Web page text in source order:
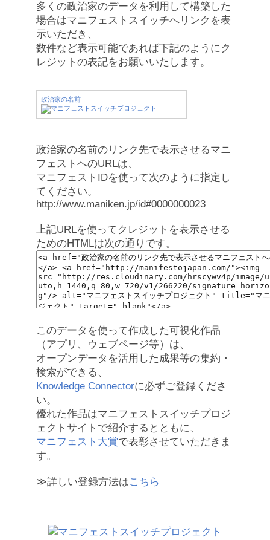
多くの政治家のデータを利用して構築した
場合はマニフェストスイッチへリンクを表
示いただき、
数件など表示可能であれば下記のようにク
レジットの表記をお願いいたします。
政治家の名前
政治家の名前のリンク先で表示させるマニ
フェストへのURLは、
マニフェストIDを使って次のように指定し
てください。
http://www.maniken.jp/id#0000000023
上記URLを使ってクレジットを表示させる
ためのHTMLは次の通りです。
このデータを使って作成した可視化作品
（アプリ、ウェブページ等）は、
オープンデータを活用した成果等の集約・
検索ができる、
Knowledge Connectorに必ずご登録くださ
い。
優れた作品はマニフェストスイッチプロジ
ェクトサイトで紹介するとともに、
マニフェスト大賞で表彰させていただきま
す。
≫詳しい登録方法はこちら